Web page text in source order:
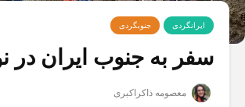
ایرانگردی جنوبگردی
سفر به جنوب ایران در
معصومه ذاکراکبری